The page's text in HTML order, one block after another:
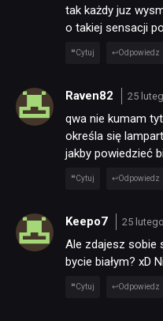
tak każdy juz
o takiej sensacji
Cytuj Odpowiedz
Raven82 25
qwa nie kumam
określa się
jakby powiedzieć
Cytuj Odpowiedz
Keepo7 25
Ale zdajesz sobie
bycie białym? xD
Cytuj Odpowiedz